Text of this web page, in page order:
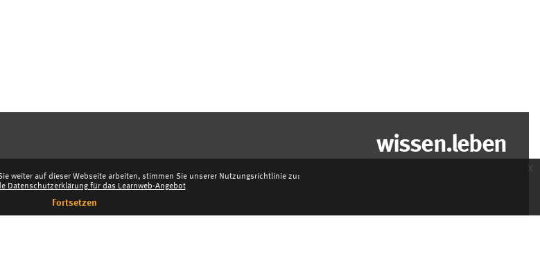
weiter auf dieser Webseite arbeiten, stimmen Sie unserer Nutzungsrichtlinie zu:
Datenschutzerklärung für das Learnweb-Angebot
Fortsetzen
x
wissen.leben